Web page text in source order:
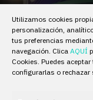
Utilizamos cookies
personalización,
tus preferencias
navegación. Clica AQUÍ
Cookies. Puedes
configurarlas o